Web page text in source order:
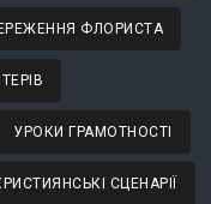
ФЛОРИСТА
УРОКИ ГРАМОТНОСТІ
СЦЕНАРІЇ